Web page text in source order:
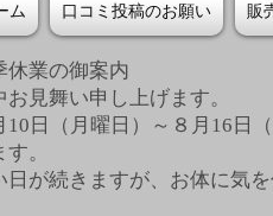
ム 口コミ投稿のお願い 販
休業の御案内
お見舞い申し上げます。
10日（月曜日）～８月16日
す。
日が続きますが、お体に気